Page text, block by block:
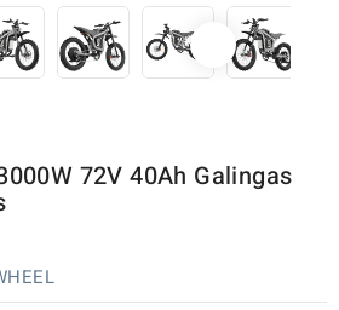
72V 40Ah Galingas